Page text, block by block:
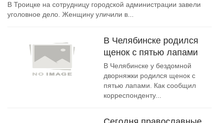
В Троицке на сотрудницу городской администрации завели
уголовное дело. Женщину уличили в...
В Челябинске родился
щенок с пятью лапами
В Челябинске у бездомной
дворняжки родился щенок с
пятью лапами. Как сообщил
корреспонденту...